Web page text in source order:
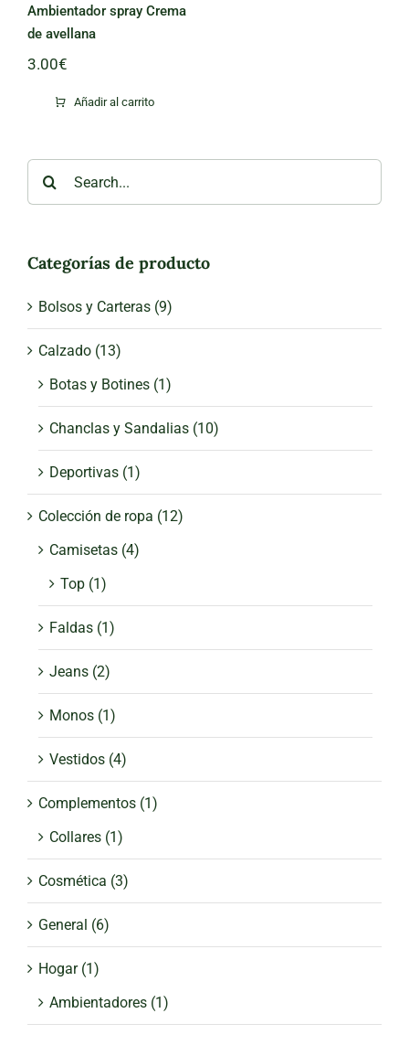
Ambientador spray Crema
de avellana
3.00€
Añadir al carrito
Categorías de producto
Bolsos y Carteras (9)
Calzado (13)
Botas y Botines (1)
Chanclas y Sandalias (10)
Deportivas (1)
Colección de ropa (12)
Camisetas (4)
Top (1)
Faldas (1)
Jeans (2)
Monos (1)
Vestidos (4)
Complementos (1)
Collares (1)
Cosmética (3)
General (6)
Hogar (1)
Ambientadores (1)